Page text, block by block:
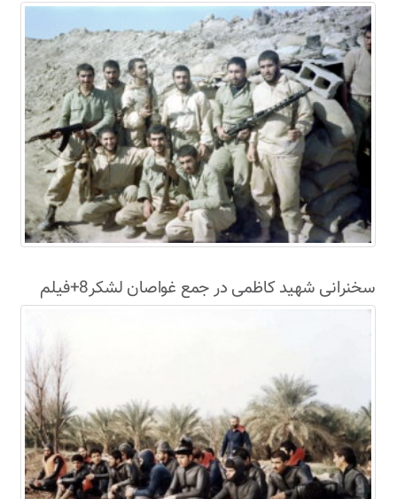
سخنرانی شهید کاظمی در جمع غواصان لشکر8+فیلم